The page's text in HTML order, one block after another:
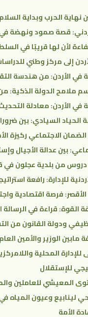
نهاية الحرب وبداية
قصة صمود ونهضة
لأن لها قريبًا في
إلى مركز وطني
في الأردن: من هندسة
ملامح الدولة الذكية: من
في الأردن: معادلة
الحياد السيادي: بين
الضمان الاجتماعي ركيزة
بين عدالة الأجيال
دروس من بلدية عجلون في
للإدارة: رافعة
فرصة اقتصادية
القوة: قراءة في
ودولة القانون من
الوزير والأمين العام
للإدارة المحلية
للإستقلال
المعيشي للعاملين
لينابيع وعيون
الأمة